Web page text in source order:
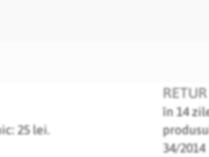
25 lei.
în 14
34/2014